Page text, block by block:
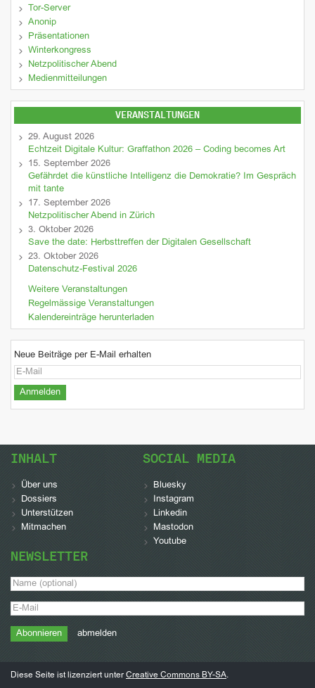
Tor-Server
Anonip
Präsentationen
Winterkongress
Netzpolitischer Abend
Medienmitteilungen
VERANSTALTUNGEN
29. August 2026
Echtzeit Digitale Kultur: Graffathon 2026 – Coding becomes Art
15. September 2026
Gefährdet die künstliche Intelligenz die Demokratie? Im Gespräch
mit tante
17. September 2026
Netzpolitischer Abend in Zürich
3. Oktober 2026
Save the date: Herbsttreffen der Digitalen Gesellschaft
23. Oktober 2026
Datenschutz-Festival 2026
Weitere Veranstaltungen
Regelmässige Veranstaltungen
Kalendereinträge herunterladen
Neue Beiträge per E-Mail erhalten
INHALT
Über uns
Dossiers
Unterstützen
Mitmachen
SOCIAL MEDIA
Bluesky
Instagram
Linkedin
Mastodon
Youtube
NEWSLETTER
abmelden
Diese Seite ist lizenziert unter Creative Commons BY-SA.